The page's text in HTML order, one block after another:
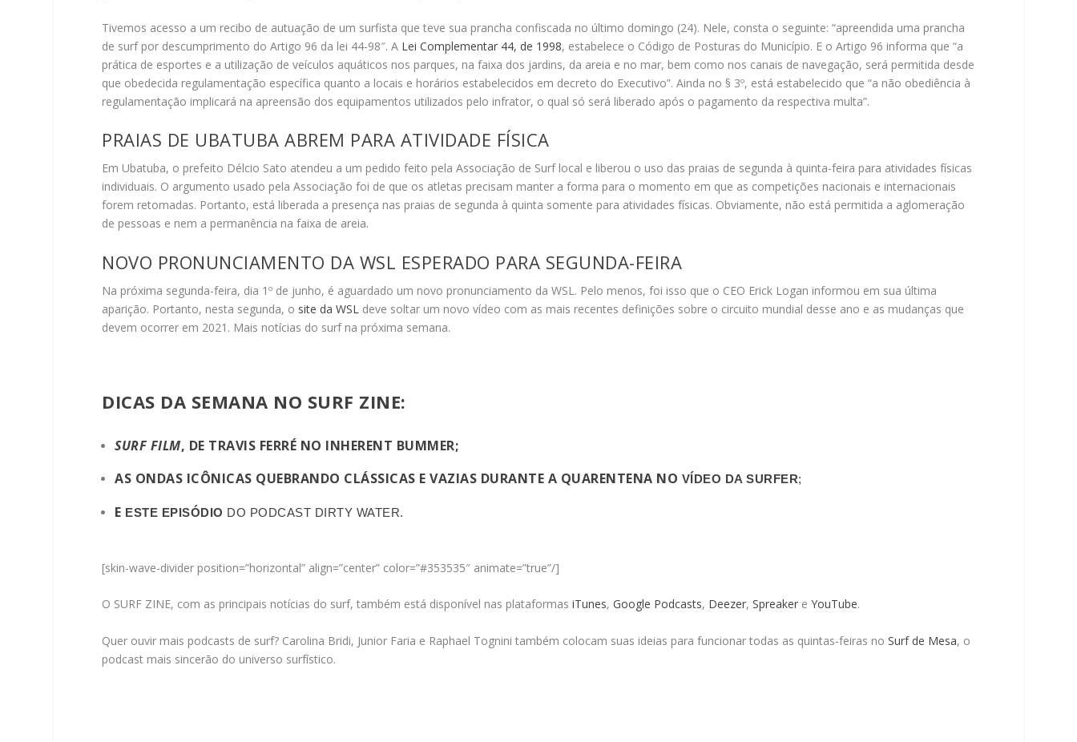
Tivemos acesso a um recibo de autuação de um surfista que teve sua prancha confiscada no último domingo (24). Nele, consta o seguinte: “apreendida uma prancha
de surf por descumprimento do Artigo 96 da lei 44-98″. A Lei Complementar 44, de 1998, estabelece o Código de Posturas do Município. E o Artigo 96 informa que “a
prática de esportes e a utilização de veículos aquáticos nos parques, na faixa dos jardins, da areia e no mar, bem como nos canais de navegação, será permitida desde
que obedecida regulamentação específica quanto a locais e horários estabelecidos em decreto do Executivo”. Ainda no § 3º, está estabelecido que “a não obediência à
regulamentação implicará na apreensão dos equipamentos utilizados pelo infrator, o qual só será liberado após o pagamento da respectiva multa”.
PRAIAS DE UBATUBA ABREM PARA ATIVIDADE FÍSICA
Em Ubatuba, o prefeito Délcio Sato atendeu a um pedido feito pela Associação de Surf local e liberou o uso das praias de segunda à quinta-feira para atividades físicas
individuais. O argumento usado pela Associação foi de que os atletas precisam manter a forma para o momento em que as competições nacionais e internacionais
forem retomadas. Portanto, está liberada a presença nas praias de segunda à quinta somente para atividades físicas. Obviamente, não está permitida a aglomeração
de pessoas e nem a permanência na faixa de areia.
NOVO PRONUNCIAMENTO DA WSL ESPERADO PARA SEGUNDA-FEIRA
Na próxima segunda-feira, dia 1º de junho, é aguardado um novo pronunciamento da WSL. Pelo menos, foi isso que o CEO Erick Logan informou em sua última
aparição. Portanto, nesta segunda, o site da WSL deve soltar um novo vídeo com as mais recentes definições sobre o circuito mundial desse ano e as mudanças que
devem ocorrer em 2021. Mais notícias do surf na próxima semana.
DICAS DA SEMANA NO SURF ZINE:
SURF FILM, DE TRAVIS FERRÉ NO INHERENT BUMMER;
AS ONDAS ICÔNICAS QUEBRANDO CLÁSSICAS E VAZIAS DURANTE A QUARENTENA NO VÍDEO DA SURFER;
E ESTE EPISÓDIO DO PODCAST DIRTY WATER.
[skin-wave-divider position=”horizontal” align=”center” color=”#353535″ animate=”true”/]
O SURF ZINE, com as principais notícias do surf, também está disponível nas plataformasiTunes,Google Podcasts, Deezer,Spreaker eYouTube.
Quer ouvir mais podcasts de surf? Carolina Bridi, Junior Faria e Raphael Tognini também colocam suas ideias para funcionar todas as quintas-feiras noSurf de Mesa, o
podcast mais sincerão do universo surfístico.